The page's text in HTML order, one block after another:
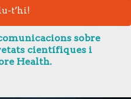
sobre
científiques i
Health.